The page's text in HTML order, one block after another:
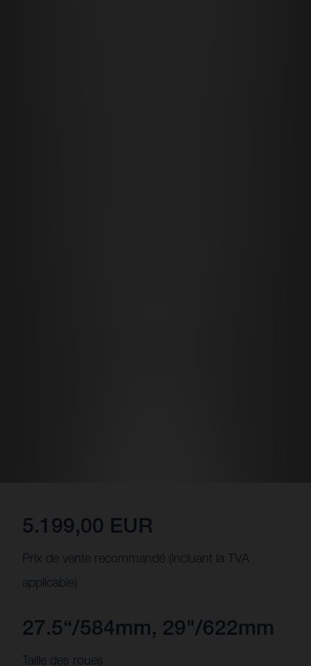
5.199,00 EUR
Prix de vente recommandé (incluant la TVA
applicable)
27.5“/584mm, 29"/622mm
Taille des roues